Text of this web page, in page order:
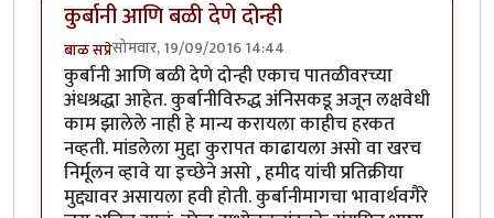
कुर्बानी आणि बळी देणे दोन्ही
बाळ सप्रेसोमवार, 19/09/2016 14:44
कुर्बानी आणि बळी देणे दोन्ही एकाच पातळीवरच्या
अंधश्रद्धा आहेत. कुर्बानीविरुद्ध अंनिसकडू अजून लक्षवेधी
काम झालेले नाही हे मान्य करायला काहीच हरकत
नव्हती. मांडलेला मुद्दा कुरापत काढायला असो वा खरच
निर्मूलन व्हावे या इच्छेने असो , हमीद यांची प्रतिक्रीया
मुद्द्यावर असायला हवी होती. कुर्बानीमागचा भावार्थवगैरे